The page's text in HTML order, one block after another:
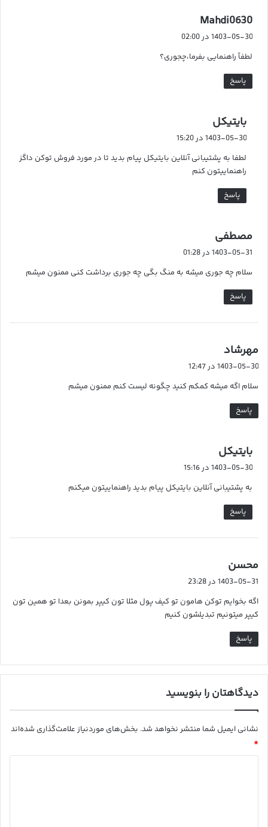
Mahdi0630
ف
:
1403-05-30 در 02:00
لطفاً راهنمایی بفرما،چجوری؟
پاسخ
بایتیکل
ف
:
1403-05-30 در 15:20
لطفا به پشتیبانی آنلاین بایتیکل پیام بدید تا در مورد فروش توکن داگز
راهنماییتون کنم
پاسخ
مصطفی
ف
:
1403-05-31 در 01:28
سلام چه جوری میشه به منگ بگی چه جوری برداشت کنی ممنون میشم
پاسخ
مهرشاد
ف
:
1403-05-30 در 12:47
سلام اگه میشه کمکم کنید چگونه لیست کنم ممنون میشم
پاسخ
بایتیکل
ف
:
1403-05-30 در 15:16
به پشتیبانی آنلاین بایتیکل پیام بدید راهنماییتون میکنم
پاسخ
محسن
ف
:
1403-05-31 در 23:28
اگه بخوایم توکن هامون تو کیف پول مثلا تون کیپر بمونن بعدا تو همین تون
کیپر میتونیم تبدیلشون کنیم
پاسخ
دیدگاهتان را بنویسید
نشانی ایمیل شما منتشر نخواهد شد. بخش‌های موردنیاز علامت‌گذاری شده‌اند
*